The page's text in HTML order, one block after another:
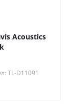
Acoustics
TL-D11091